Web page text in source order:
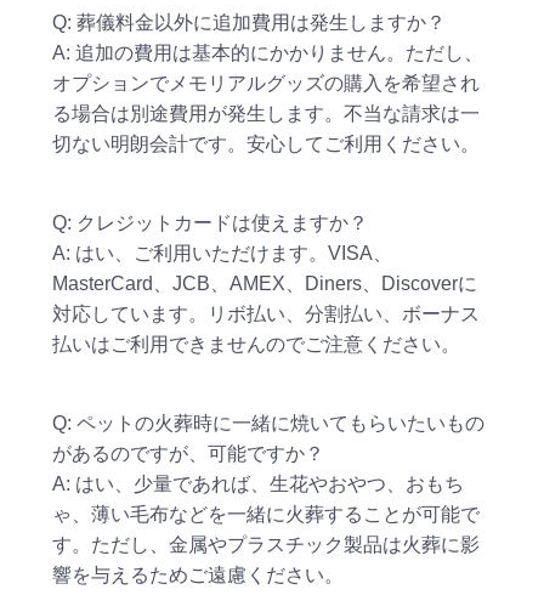
Q: 葬儀料金以外に追加費用は発生しますか？
A: 追加の費用は基本的にかかりません。ただし、
オプションでメモリアルグッズの購入を希望され
る場合は別途費用が発生します。不当な請求は一
切ない明朗会計です。安心してご利用ください。
Q: クレジットカードは使えますか？
A: はい、ご利用いただけます。VISA、
MasterCard、JCB、AMEX、Diners、Discoverに
対応しています。リボ払い、分割払い、ボーナス
払いはご利用できませんのでご注意ください。
Q: ペットの火葬時に一緒に焼いてもらいたいもの
があるのですが、可能ですか？
A: はい、少量であれば、生花やおやつ、おもち
ゃ、薄い毛布などを一緒に火葬することが可能で
す。ただし、金属やプラスチック製品は火葬に影
響を与えるためご遠慮ください。